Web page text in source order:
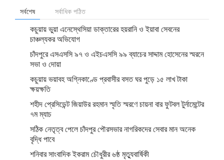
সর্বশেষ সর্বাধিক পঠিত
কচুয়ায় ভুয়া এনেস্থেসিয়া ডাক্তারের হয়রানি ও ইয়াবা সেবনের
চাঞ্চল্যকর অভিযোগ
চাঁদপুরে এসএসসি ৯৭ ও এইচএসসি ৯৯ ব্যাচের সাদ্দাম হোসেনের স্মরনে
সভা ও দোয়া
কচুয়ায় ভয়াবহ অগ্নিকাণ্ডে প্রবাসীর বসত ঘর পুড়ে ১৫ লাখ টাকা
ক্ষয়ক্ষতি
শহীদ প্রেসিডেন্ট জিয়াউর রহমান স্মৃতি স্মরণে চায়না বার ফুটবল টুর্নামেন্টের
৭ম ম্যাচ
সঠিক নেতৃত্ব পেলে চাঁদপুর পৌরসভার নাগরিকদের সেবার মান অনেক
বৃদ্ধি পাবে
শনিবার সাংবাদিক ইকরাম চৌধুরীর ৬ষ্ঠ মৃত্যুবার্ষিকী